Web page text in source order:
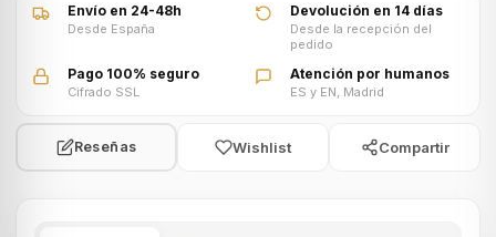
Envío en 24-48h
Desde España
Devolución en 14 días
Desde la recepción del
pedido
Pago 100% seguro
Cifrado SSL
Atención por humanos
ES y EN, Madrid
Reseñas Wishlist Compartir